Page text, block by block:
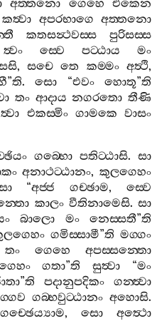
අත‍්තනො ගෙහෙ
එකෙන
කත්‍වා අපරභාගෙ අත‍්තනො
කතසන්‍ථවස‍්ස
පුරිසස‍්ස
ත්‍වං ස‍්වෙ පට‍්ඨාය
මං
,සචෙ තෙ කම‍්මං අත්‍ථි,
”ති.සො “එවං හොතූ”ති
තං ආදාය නගරතො තීණි
එකස‍්මිං ගාමකෙ වාසං
ගබ‍්භො පතිට‍්ඨාසි. සා
අනාථට‍්ඨානං,කුලගෙහං
“අජ‍්ජ ගච‍්ඡාම,ස‍්වෙ
කාලං වීතිනාමෙසි.සා
බාලො මං නෙස‍්සතී”ති
ගමිස‍්සාමී”ති මග‍්ගං
තං ගෙහෙ
අපස‍්සන‍්තො
ගතා”ති සුත්‍වා “මං
”ති පදානුපදිකං
ගන‍්ත්‍වා
ගබ‍්භවුට‍්ඨානං අහොසි.
ගච‍්ඡෙය්‍යාම, සො
අත්‍ථො